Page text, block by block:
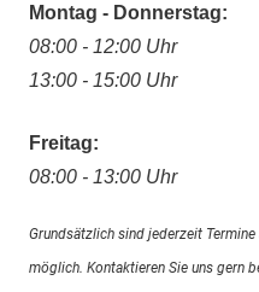
Montag - Donnerstag:
08:00 - 12:00 Uhr
13:00 - 15:00 Uhr
Freitag:
08:00 - 13:00 Uhr
Grundsätzlich sind jederzeit
möglich. Kontaktieren Sie uns gern